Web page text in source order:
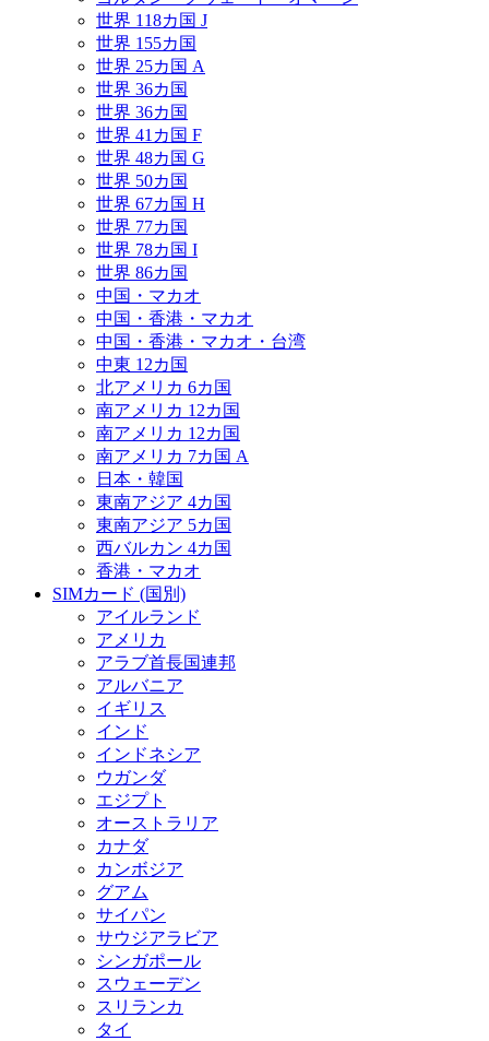
世界 118カ国 J
世界 155カ国
世界 25カ国 A
世界 36カ国
世界 36カ国
世界 41カ国 F
世界 48カ国 G
世界 50カ国
世界 67カ国 H
世界 77カ国
世界 78カ国 I
世界 86カ国
中国・マカオ
中国・香港・マカオ
中国・香港・マカオ・台湾
中東 12カ国
北アメリカ 6カ国
南アメリカ 12カ国
南アメリカ 12カ国
南アメリカ 7カ国 A
日本・韓国
東南アジア 4カ国
東南アジア 5カ国
西バルカン 4カ国
香港・マカオ
SIMカード (国別)
アイルランド
アメリカ
アラブ首長国連邦
アルバニア
イギリス
インド
インドネシア
ウガンダ
エジプト
オーストラリア
カナダ
カンボジア
グアム
サイパン
サウジアラビア
シンガポール
スウェーデン
スリランカ
タイ